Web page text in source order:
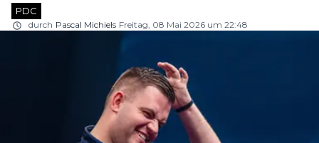
PDC
durch Pascal Michiels Freitag, 08 Mai 2026 um 22:48